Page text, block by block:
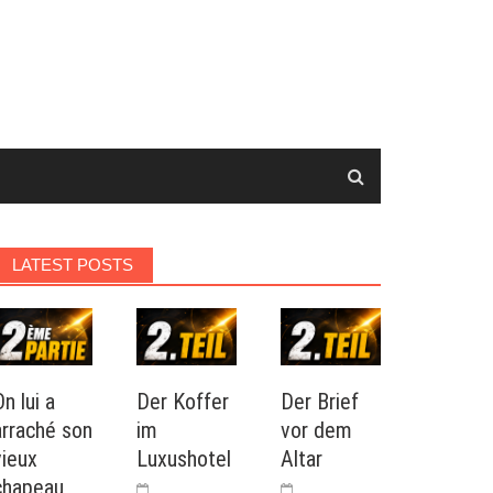
LATEST POSTS
lui a
son
Der Koffer
im
Luxushotel
Der Brief
vor dem
Altar